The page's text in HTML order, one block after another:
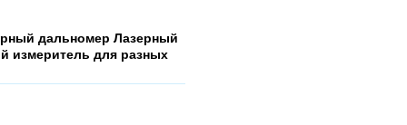
дальномер Лазерный
измеритель для разных